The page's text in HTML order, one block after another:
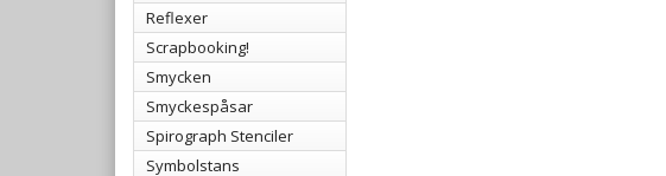
Reflexer
Scrapbooking!
Smycken
Smyckespåsar
Spirograph Stenciler
Symbolstans